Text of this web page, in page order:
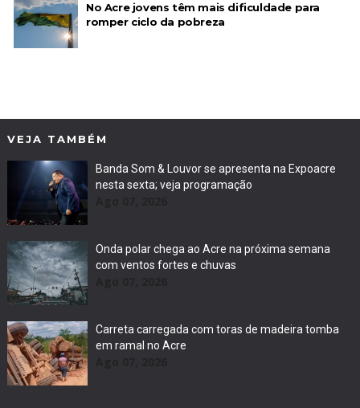
No Acre jovens têm mais dificuldade para
romper ciclo da pobreza
VEJA TAMBÉM
Banda Som & Louvor se apresenta na Expoacre
nesta sexta; veja programação
Onda polar chega ao Acre na próxima semana
com ventos fortes e chuvas
Carreta carregada com toras de madeira tomba
em ramal no Acre